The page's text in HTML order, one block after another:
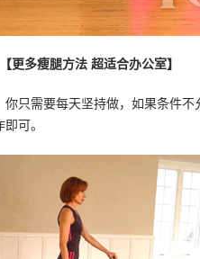
【更多瘦腿方法 超适合办公室】
需要每天坚持做，如果条件不
可。